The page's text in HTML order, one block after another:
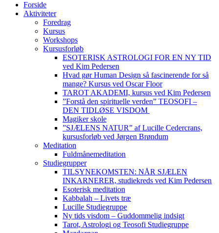
Forside
Aktiviteter
Foredrag
Kursus
Workshops
Kursusforløb
ESOTERISK ASTROLOGI FOR EN NY TID
ved Kim Pedersen
Hvad gør Human Design så fascinerende for så
mange? Kursus ved Oscar Floor
TAROT AKADEMI, kursus ved Kim Pedersen
”Forstå den spirituelle verden” TEOSOFI –
DEN TIDLØSE VISDOM
Magiker skole
”SJÆLENS NATUR” af Lucille Cedercrans,
kursusforløb ved Jørgen Brøndum
Meditation
Fuldmånemeditation
Studiegrupper
TILSYNEKOMSTEN: NÅR SJÆLEN
INKARNERER, studiekreds ved Kim Pedersen
Esoterisk meditation
Kabbalah – Livets træ
Lucille Studiegruppe
Ny tids visdom – Guddommelig indsigt
Tarot, Astrologi og Teosofi Studiegruppe